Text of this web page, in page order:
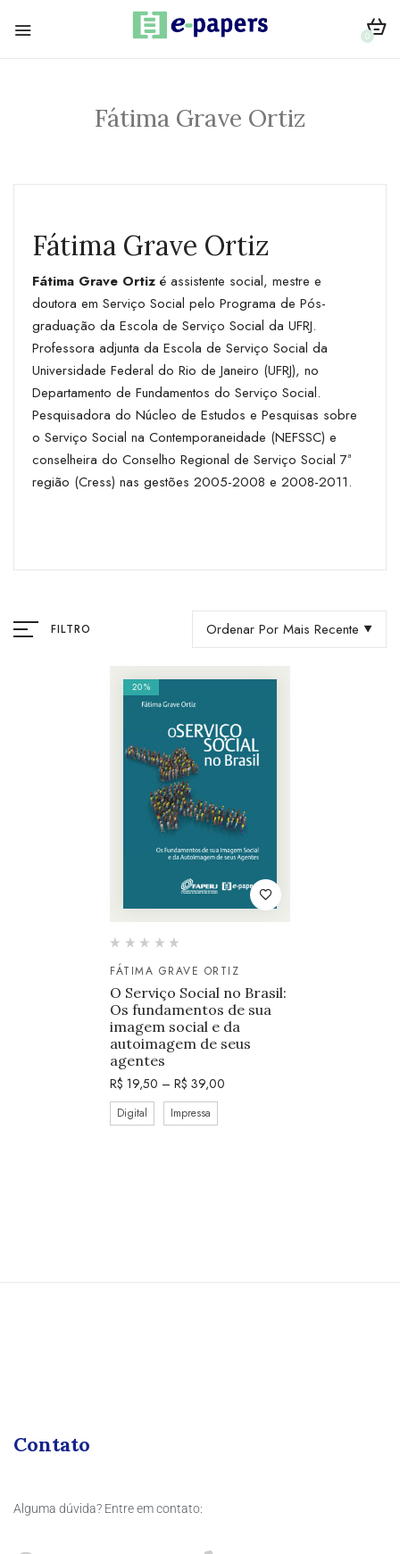
0
Fátima Grave Ortiz
Fátima Grave Ortiz
Fátima Grave Ortiz é assistente social, mestre e
doutora em Serviço Social pelo Programa de Pós-
graduação da Escola de Serviço Social da UFRJ.
Professora ­adjunta da Escola de Serviço Social da
Universidade Federal do Rio de Janeiro (UFRJ), no
Departamento de Fundamentos do Serviço Social.
Pesquisadora do Núcleo de Estudos e Pesquisas sobre
o Serviço Social na Contemporaneidade (NEFSSC) e
conselheira do Conselho Regional de Serviço Social 7ª
região (Cress) nas gestões 2005-2008 e 2008-2011.
FILTRO Ordenar Por Mais Recente
20%
FÁTIMA GRAVE ORTIZ
O Serviço Social no Brasil:
Os fundamentos de sua
imagem social e da
autoimagem de seus
agentes
R$ 19,50 – R$ 39,00
Digital Impressa
Contato
Alguma dúvida? Entre em contato: